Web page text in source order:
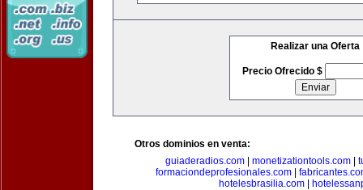
Realizar una Oferta
Precio Ofrecido $
Otros dominios en venta:
guiaderadios.com| monetizationtools.com|
formaciondeprofesionales.com
hotelesbrasilia.com